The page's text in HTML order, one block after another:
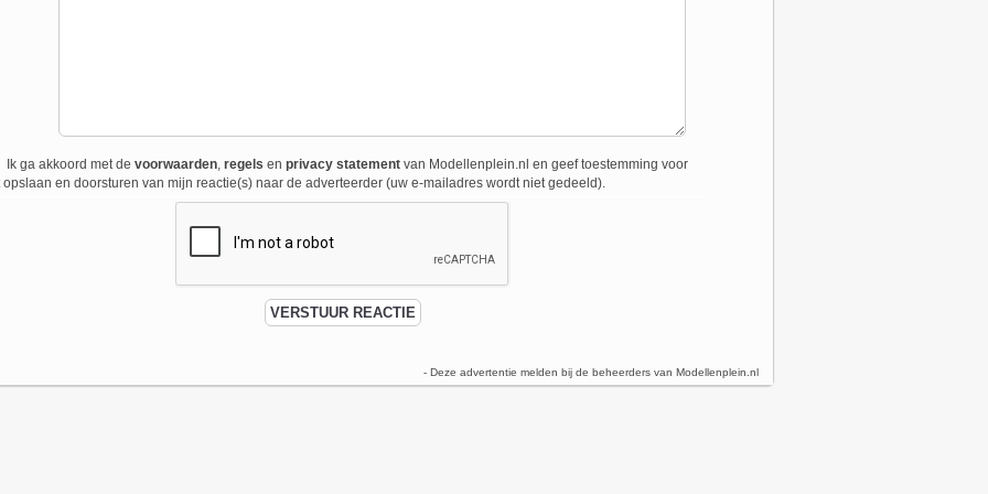
Ik ga akkoord met de voorwaarden, regels en privacy statementvan Modellenplein.nl en geef toestemming voor
opslaan en doorsturen van mijn reactie(s) naar de adverteerder (uw e-mailadres wordt niet gedeeld).
- Deze advertentie melden bij de beheerders van Modellenplein.nl